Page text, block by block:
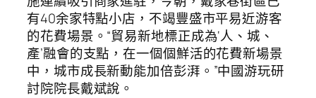
有40余家特點小店，不竭豐盛市平易近游客
的花費場景。“貿易新地標正成為‘人、城、
產’融會的支點，在一個個鮮活的花費新場景
中，城市成長新動能加倍彭湃。”中國游玩研
討院院長戴斌說。